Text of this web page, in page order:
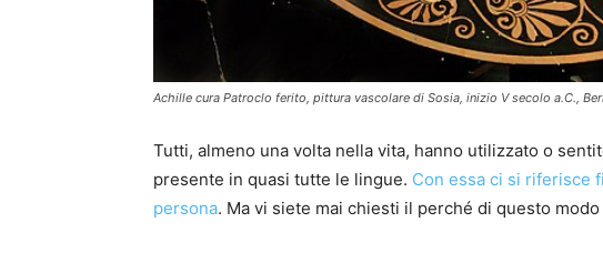
Achille cura Patroclo ferito, pittura vascolare di Sosia, inizio V secolo a.C.,
Tutti, almeno una volta nella vita, hanno utilizzato o
presente in quasi tutte le lingue. Con essa ci si riferisce
persona. Ma vi siete mai chiesti il perché di questo